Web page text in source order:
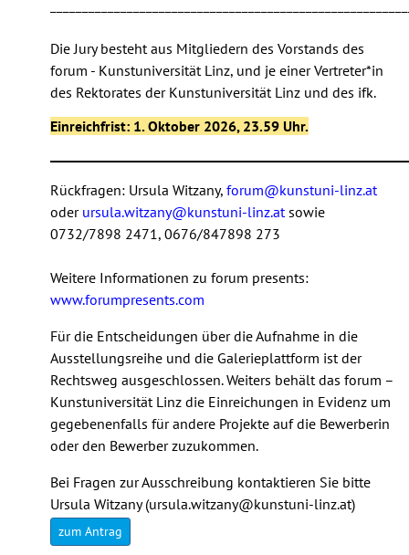
Die Jury besteht aus Mitgliedern des Vorstands des
forum - Kunstuniversität Linz, und je einer Vertreter*in
des Rektorates der Kunstuniversität Linz und des ifk.
Einreichfrist: 1. Oktober 2026, 23.59 Uhr.
Rückfragen: Ursula Witzany, forum@kunstuni-linz.at
oder ursula.witzany@kunstuni-linz.at sowie
0732/7898 2471, 0676/847898 273
Weitere Informationen zu forum presents:
www.forumpresents.com
Für die Entscheidungen über die Aufnahme in die
Ausstellungsreihe und die Galerieplattform ist der
Rechtsweg ausgeschlossen. Weiters behält das forum –
Kunstuniversität Linz die Einreichungen in Evidenz um
gegebenenfalls für andere Projekte auf die Bewerberin
oder den Bewerber zuzukommen.
Bei Fragen zur Ausschreibung kontaktieren Sie bitte
Ursula Witzany (ursula.witzany@kunstuni-linz.at)
zum Antrag